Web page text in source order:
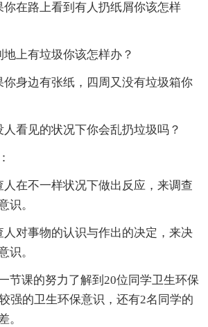
你在路上看到有人扔纸屑你该怎样
上有垃圾你该怎样办？
你身边有张纸，四周又没有垃圾箱你
看见的状况下你会乱扔垃圾吗？
人在不一样状况下做出反应，来调查
识。
人对事物的认识与作出的决定，来决
识。
节课的努力了解到20位同学卫生环保
强的卫生环保意识，还有2名同学的
。